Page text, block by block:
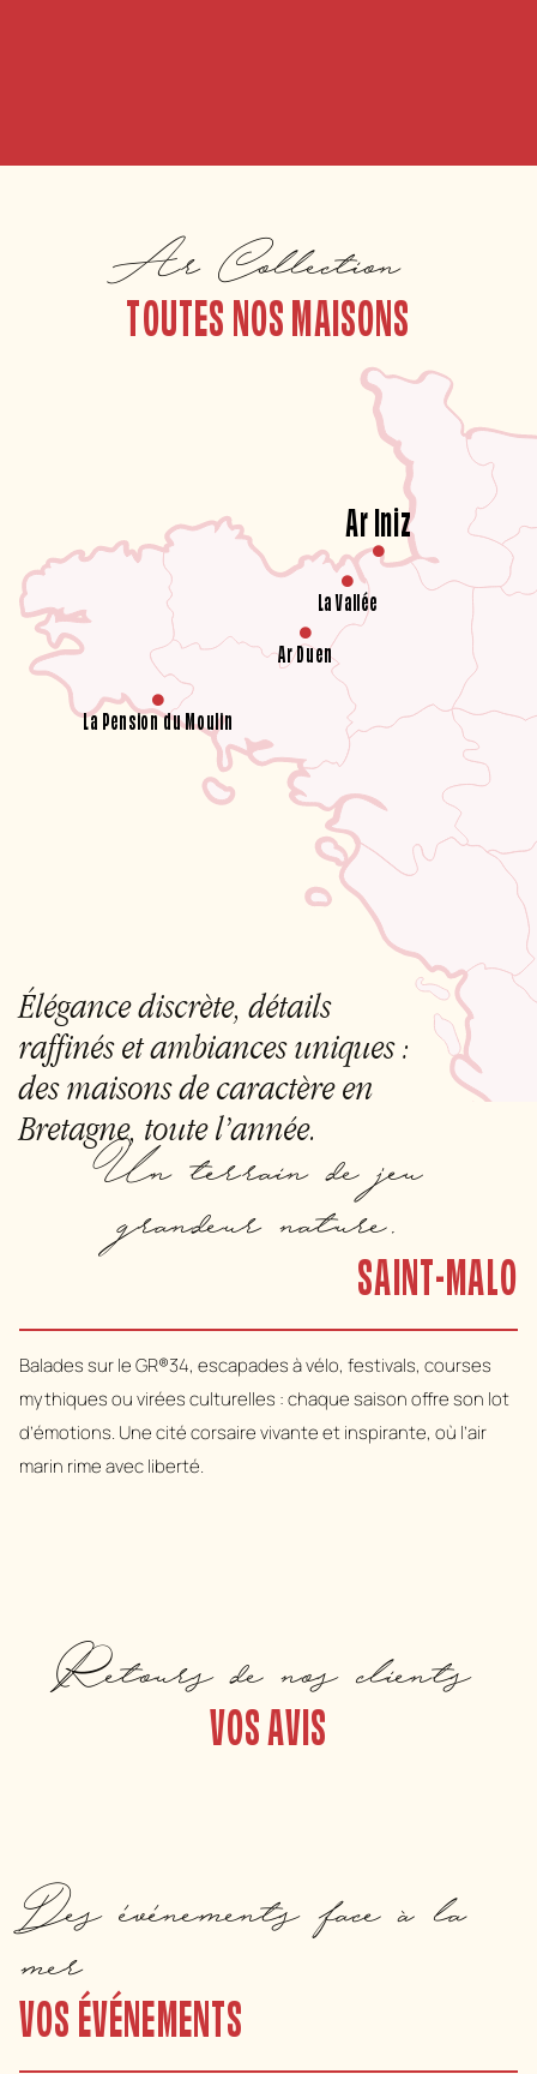
Ar Collection
TOUTES NOS MAISONS
Ar Iniz
La Vallée
Ar Duen
La Pension du Moulin
Élégance discrète, détails
raffinés et ambiances uniques :
des maisons de caractère en
Bretagne, toute l’année.
Un terrain de jeu
grandeur nature.
SAINT-MALO
Balades sur le GR®34, escapades à vélo, festivals, courses
mythiques ou virées culturelles : chaque saison offre son lot
d’émotions. Une cité corsaire vivante et inspirante, où l’air
marin rime avec liberté.
Retours de nos clients
VOS AVIS
Des événements face à la
mer
VOS ÉVÉNEMENTS